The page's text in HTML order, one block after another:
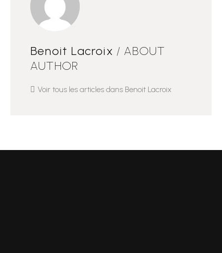
Benoit Lacroix / ABOUT
AUTHOR
Voir tous les articles dans Benoit Lacroix